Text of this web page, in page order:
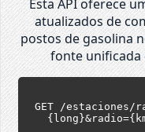
Esta API oferece
atualizados de
postos de gasolina
fonte unificada
GET /